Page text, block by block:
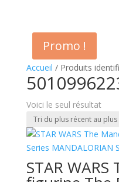
Accueil / Produits
Voici le seul résultat
Promo !
STAR